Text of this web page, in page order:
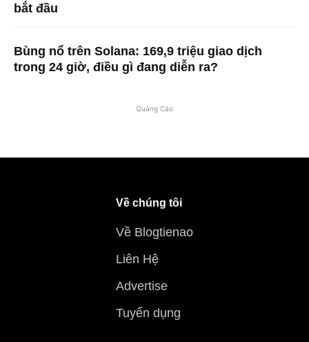
bắt đầu
Bùng nổ trên Solana: 169,9 triệu giao dịch
trong 24 giờ, điều gì đang diễn ra?
Quảng Cáo
Về chúng tôi
Về Blogtienao
Liên Hệ
Advertise
Tuyển dụng